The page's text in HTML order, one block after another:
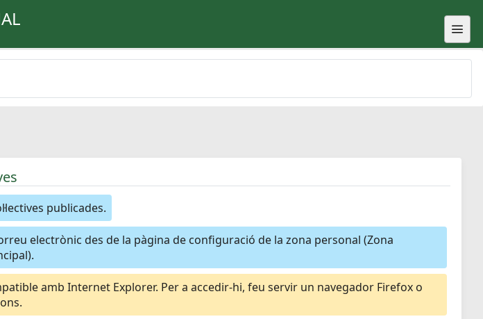
publicades.
electrònic des de la pàgina de configuració de la zona personal (Zona
amb Internet Explorer. Per a accedir-hi, feu servir un navegador Firefox o